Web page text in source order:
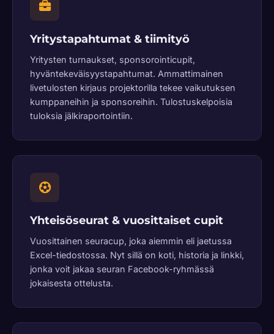
Yritystapahtumat & tiimityö
Yritysten turnaukset, sponsorointicupit,
hyväntekeväisyystapahtumat. Ammattimainen
livetulosten kirjaus projektorilla tekee vaikutuksen
kumppaneihin ja sponsoreihin. Tulostuskelpoisia
tuloksia jälkiraportointiin.
Yhteisöseurat & vuosittaiset cupit
Vuosittainen seuracup, joka aiemmin eli jaetussa
Excel-tiedostossa. Nyt sillä on koti, historia ja linkki,
jonka voit jakaa seuran Facebook-ryhmässä
jokaisesta ottelusta.